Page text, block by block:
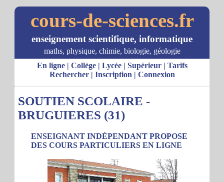
cours-de-sciences.fr
enseignement scientifique, informatique
maths, physique, chimie, biologie, géologie
En ligne| Collège| Lycée| Supérieur| Tarifs
Rechercher| Inscription | Connexion
SOUTIEN SCOLAIRE -
BRUGUIERES (31)
ENSEIGNANT INDÉPENDANT PROPOSE
DES COURS PARTICULIERS EN LIGNE